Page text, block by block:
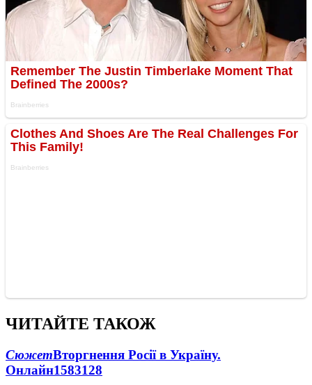
ЧИТАЙТЕ ТАКОЖ
СюжетВторгнення Росії в Україну.
Онлайн1583128